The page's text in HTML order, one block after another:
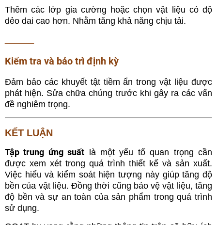
Thêm các lớp gia cường hoặc chọn vật liệu có độ
dẻo dai cao hơn. Nhằm tăng khả năng chịu tải.
Kiểm tra và bảo trì định kỳ
Đảm bảo các khuyết tật tiềm ẩn trong vật liệu được
phát hiện. Sửa chữa chúng trước khi gây ra các vấn
đề nghiêm trọng.
KẾT LUẬN
Tập trung ứng suất là một yếu tố quan trọng cần
được xem xét trong quá trình thiết kế và sản xuất.
Việc hiểu và kiểm soát hiện tượng này giúp tăng độ
bền của vật liệu. Đồng thời cũng bảo vệ vật liệu, tăng
độ bền và sự an toàn của sản phẩm trong quá trình
sử dụng.